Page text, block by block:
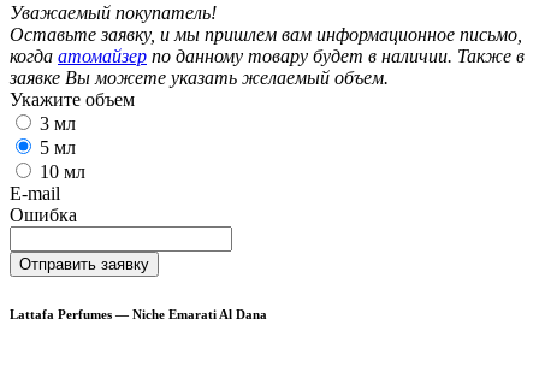
Уважаемый покупатель!
Оставьте заявку, и мы пришлем вам информационное письмо,
когда атомайзер по данному товару будет в наличии. Также в
заявке Вы можете указать желаемый объем.
Укажите объем
3 мл
5 мл
10 мл
E-mail
Ошибка
Отправить заявку
Lattafa Perfumes — Niche Emarati Al Dana